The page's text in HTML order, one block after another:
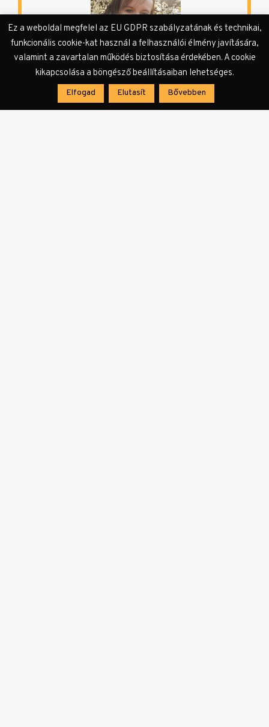
Gellénné Marjai Katalin
Gellénné Marjai Katalin 1975-ben
született Hajdúböszörményben.
Ez a weboldal megfelel az EU GDPR szabályzatának és technikai,
funkcionális cookie-kat használ a felhasználói élmény javítására,
valamint a zavartalan működés biztosítása érdekében. A cookie
kikapcsolása a böngésző beállításaiban lehetséges.
Elfogad Elutasít Bővebben